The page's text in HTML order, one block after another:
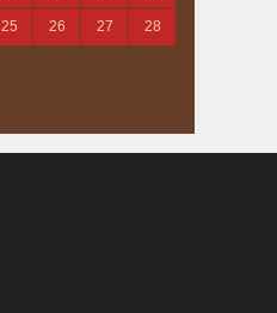
25 26 27 28